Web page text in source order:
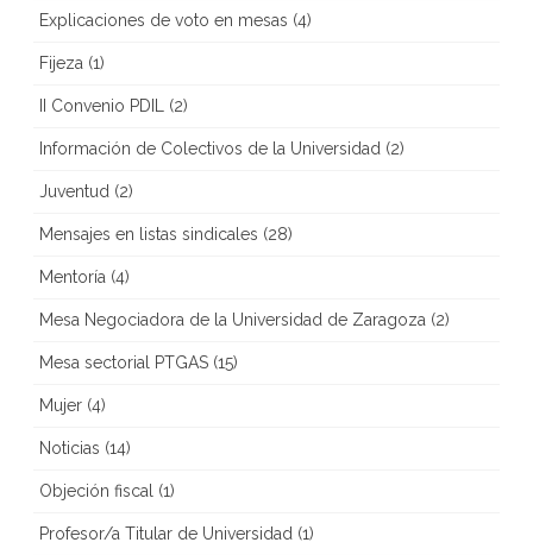
Explicaciones de voto en mesas (4)
Fijeza (1)
II Convenio PDIL (2)
Información de Colectivos de la Universidad (2)
Juventud (2)
Mensajes en listas sindicales (28)
Mentoría (4)
Mesa Negociadora de la Universidad de Zaragoza (2)
Mesa sectorial PTGAS (15)
Mujer (4)
Noticias (14)
Objeción fiscal (1)
Profesor/a Titular de Universidad (1)